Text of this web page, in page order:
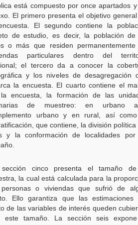
está compuesto por once apartados
El primero presenta el objetivo
El segundo contiene la
de estudio, es decir, la población de
o más que residen
particulares dentro del
el tercero da a conocer la
y los niveles de desagregación
la encuesta. El cuarto contiene el
encuesta, la formación de las
de muestreo: en urbano
urbano y en rural, así
que contiene, la división política
y la conformación de localidades
cinco presenta el tamaño
la cual está calculada para la
o viviendas que sufrió de
Ello garantiza que las estimaciones
de las variables de interés queden
este tamaño. La sección seis